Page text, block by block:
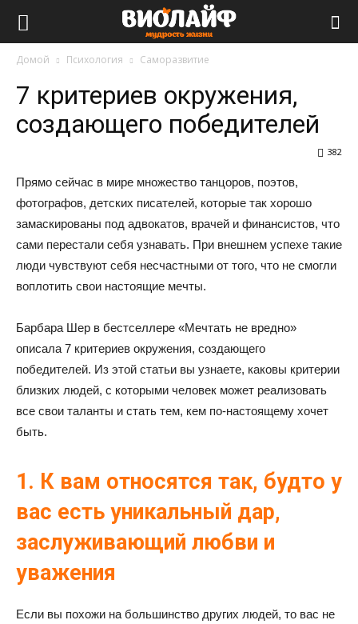
Домой Психология Саморазвитие
7 критериев окружения,
создающего победителей
382
Прямо сейчас в мире множество танцоров, поэтов,
фотографов, детских писателей, которые так хорошо
замаскированы под адвокатов, врачей и финансистов, что
сами перестали себя узнавать. При внешнем успехе такие
люди чувствуют себя несчастными от того, что не смогли
воплотить свои настоящие мечты.
Барбара Шер в бестселлере «Мечтать не вредно»
описала 7 критериев окружения, создающего
победителей. Из этой статьи вы узнаете, каковы критерии
близких людей, с которыми человек может реализовать
все свои таланты и стать тем, кем по-настоящему хочет
быть.
1. К вам относятся так, будто у
вас есть уникальный дар,
заслуживающий любви и
уважения
Если вы похожи на большинство других людей, то вас не